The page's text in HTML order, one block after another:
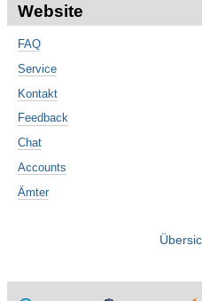
Website
FAQ
Service
Kontakt
Feedback
Chat
Accounts
Ämter